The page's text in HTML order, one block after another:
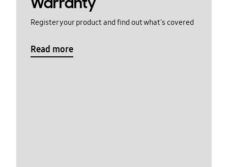
Register your product and find out what's covered
Read more